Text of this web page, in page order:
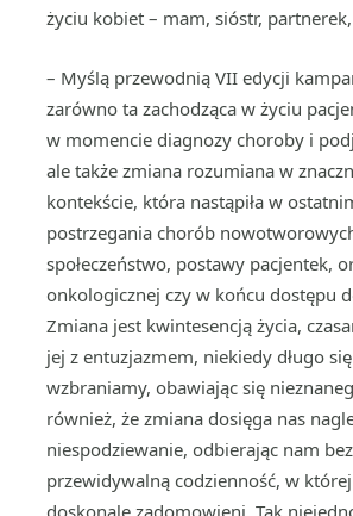
życiu kobiet – mam, sióstr,
– Myślą przewodnią VII edycji
zarówno ta zachodząca w życiu
w momencie diagnozy choroby i
ale także zmiana rozumiana w
kontekście, która nastąpiła w
postrzegania chorób
społeczeństwo, postawy pacjentek,
onkologicznej czy w końcu dostępu
Zmiana jest kwintesencją życia,
jej z entuzjazmem, niekiedy długo
wzbraniamy, obawiając się
również, że zmiana dosięga nas
niespodziewanie, odbierając nam
przewidywalną codzienność, w
doskonale zadomowieni. Tak